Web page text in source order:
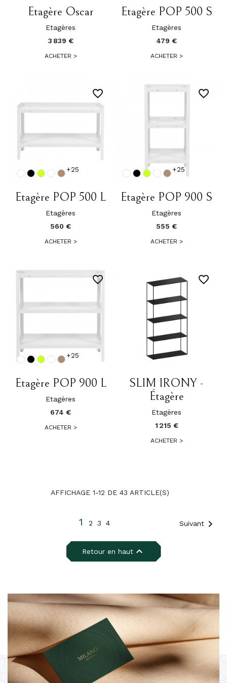
Etagère Oscar
Etagères
3 839 €
ACHETER >
Etagère POP 500 S
Etagères
479 €
ACHETER >
+25
Etagère POP 500 L
Etagères
560 €
ACHETER >
favorite_border
+25
Etagère POP 900 S
Etagères
555 €
ACHETER >
favorite_border
+25
Etagère POP 900 L
Etagères
674 €
ACHETER >
favorite_border
SLIM IRONY -
Étagère
Etagères
1 215 €
ACHETER >
favorite_border
AFFICHAGE 1-12 DE 43 ARTICLE(S)
1 2 3 4 Suivant 
Retour en haut